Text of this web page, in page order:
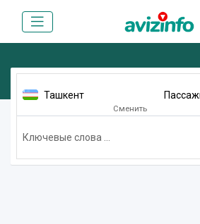
Ташкент
Сменить